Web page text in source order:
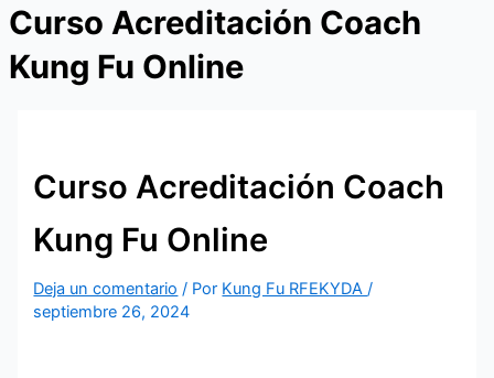
Curso Acreditación Coach
Kung Fu Online
Curso Acreditación Coach
Kung Fu Online
Deja un comentario / Por Kung Fu RFEKYDA/
septiembre 26, 2024